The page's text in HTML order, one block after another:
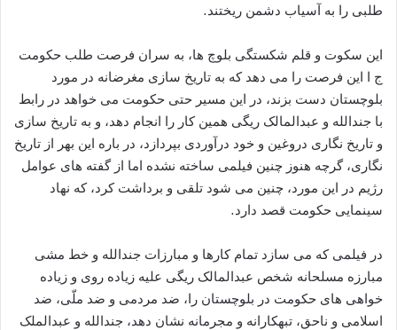
طلبی را به آسیاب دشمن ریختند.
این سکوت و قلم شکستگی بلوچ ها، به سران فرصت طلب حکومت
ج ا این فرصت را می دهد که به تاریخ سازی مغرضانه در مورد
بلوچستان دست بزند، در این مسیر حتی حکومت می خواهد در رابط
با جندالله و عبدالمالک ریگی همین کار را انجام دهد، و به تاریخ سازی
و تاریخ نگاری دروغین و خود درآوردی بپردازد، در باره این بهر از تاریخ
نگاری، گرچه هنوز چنین فیلمی ساخته نشده اما از گفته های عوامل
رژیم در این مورد، چنین می شود تلقی و برداشت کرد، که نهاد
سینمایی حکومت قصد دارد.
در فیلمی که می سازد تمام کارها و مبارزات جندالله و خط مشی
مبارزه مسلحانه شخص عبدالمالک ریگی علیه زیاده روی و زیاده
خواهی های حکومت در بلوچستان را، ضد مردمی و ضد ملّی، ضد
اسلامی و ناحق، تبهکارانه و مجرمانه نشان دهد، جندالله و عبدالملک